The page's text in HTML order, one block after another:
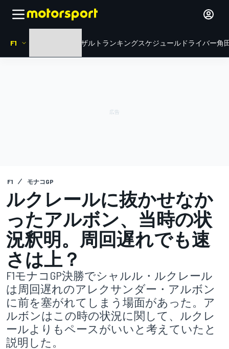
F1 リザルト ランキングスケジュール ドライバー角
F1 モナコGP
ルクレールに抜かせなか
ったアルボン、当時の状
況釈明。周回遅れでも速
さは上？
F1モナコGP決勝でシャルル・ルクレール
は周回遅れのアレクサンダー・アルボン
に前を塞がれてしまう場面があった。ア
ルボンはこの時の状況に関して、ルクレ
ールよりもペースがいいと考えていたと
説明した。